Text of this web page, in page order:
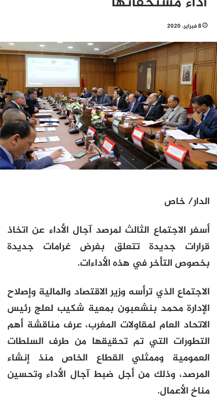
8 فبراير، 2020
الدار/ خاص
أسفر الاجتماع الثالث لمرصد آجال الأداء عن اتخاذ
قرارات جديدة تتعلق بفرض غرامات جديدة
بخصوص التأخر في هذه الأداءات.
الاجتماع الذي ترأسه وزير الاقتصاد والمالية وإصلاح
الإدارة محمد بنشعبون بمعية شكيب لعلج رئيس
الاتحاد العام لمقاولات المغرب، عرف مناقشة أهم
التطورات التي تم تحقيقها من طرف السلطات
العمومية وممثلي القطاع الخاص منذ إنشاء
المرصد، وذلك من أجل ضبط آجال الأداء وتحسين
مناخ الأعمال.